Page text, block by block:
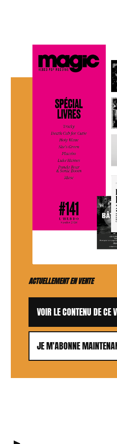
ACTUELLEMENT EN VENTE
VOIR LE CONTENU DE CE
JE M'ABONNE